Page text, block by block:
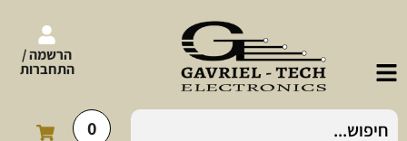
הרשמה /
התחברות
0